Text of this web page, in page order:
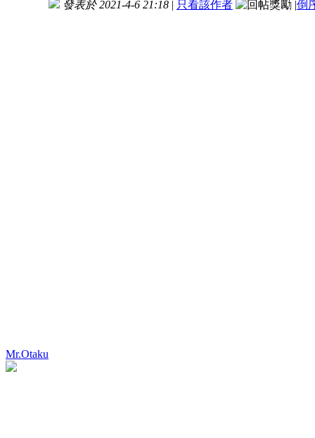
Mr.Otaku
發表於 2021-4-6 21:18 | 只看該作者 |倒